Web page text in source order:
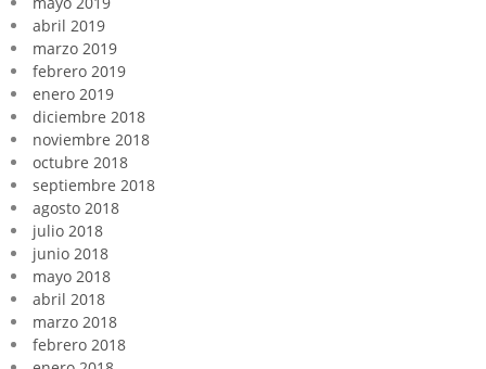
abril 2019
marzo 2019
febrero 2019
enero 2019
diciembre 2018
noviembre 2018
octubre 2018
septiembre 2018
agosto 2018
julio 2018
junio 2018
mayo 2018
abril 2018
marzo 2018
febrero 2018